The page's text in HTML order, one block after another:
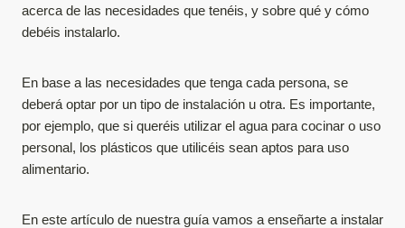
acerca de las necesidades que tenéis, y sobre qué y cómo
debéis instalarlo.
En base a las necesidades que tenga cada persona, se
deberá optar por un tipo de instalación u otra. Es importante,
por ejemplo, que si queréis utilizar el agua para cocinar o uso
personal, los plásticos que utilicéis sean aptos para uso
alimentario.
En este artículo de nuestra guía vamos a enseñarte a instalar